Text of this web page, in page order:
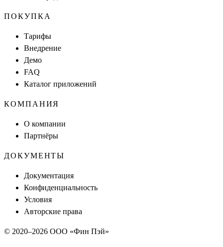
ПОКУПКА
Тарифы
Внедрение
Демо
FAQ
Каталог приложений
КОМПАНИЯ
О компании
Партнёры
ДОКУМЕНТЫ
Документация
Конфиденциальность
Условия
Авторские права
© 2020–2026 ООО «Фин Пэй»